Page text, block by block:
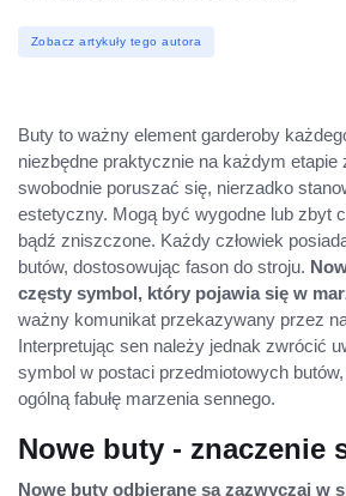
Zobacz artykuły tego autora
Buty to ważny element garderoby
niezbędne praktycznie na każdym etapie
swobodnie poruszać się, nierzadko
estetyczny. Mogą być wygodne lub zbyt
bądź zniszczone. Każdy człowiek
butów, dostosowując fason do stroju.
częsty symbol, który pojawia się w
ważny komunikat przekazywany przez
Interpretując sen należy jednak zwrócić
symbol w postaci przedmiotowych
ogólną fabułę marzenia sennego.
Nowe buty - znaczenie
Nowe buty odbierane są zazwyczaj w